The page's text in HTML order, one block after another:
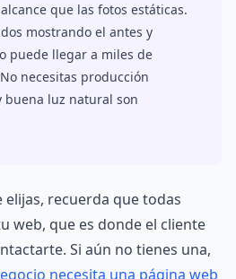
que las fotos estáticas.
mostrando el antes y
puede llegar a miles de
necesitas producción
buena luz natural son
elijas, recuerda que todas
web, que es donde el cliente
Si aún no tienes una,
necesita una página web